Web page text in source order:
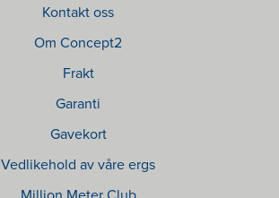
Kontakt oss
Om Concept2
Frakt
Garanti
Gavekort
Vedlikehold av våre ergs